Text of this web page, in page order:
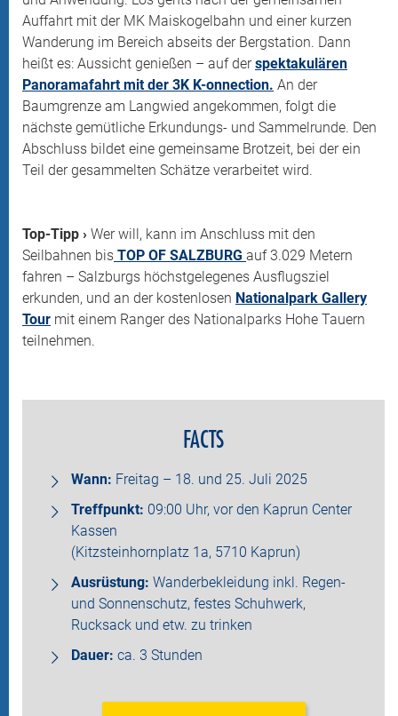
Auffahrt mit der MK Maiskogelbahn und einer kurzen
Wanderung im Bereich abseits der Bergstation. Dann
heißt es: Aussicht genießen – auf derspektakulären
Panoramafahrt mit der 3K K-onnection. An der
Baumgrenze am Langwied angekommen, folgt die
nächste gemütliche Erkundungs- und Sammelrunde. Den
Abschluss bildet eine gemeinsame Brotzeit, bei der ein
Teil der gesammelten Schätze verarbeitet wird.
Top-Tipp › Wer will, kann im Anschluss mit den
Seilbahnen bis TOP OF SALZBURG auf 3.029 Metern
fahren – Salzburgs höchstgelegenes Ausflugsziel
erkunden, und an der kostenlosen Nationalpark Gallery
Tour mit einem Ranger des Nationalparks Hohe Tauern
teilnehmen.
FACTS
Wann: Freitag – 18. und 25. Juli 2025
Treffpunkt: 09:00 Uhr, vor den Kaprun Center
Kassen
(Kitzsteinhornplatz 1a, 5710 Kaprun)
Ausrüstung: Wanderbekleidung inkl. Regen-
und Sonnenschutz, festes Schuhwerk,
Rucksack und etw. zu trinken
Dauer: ca. 3 Stunden